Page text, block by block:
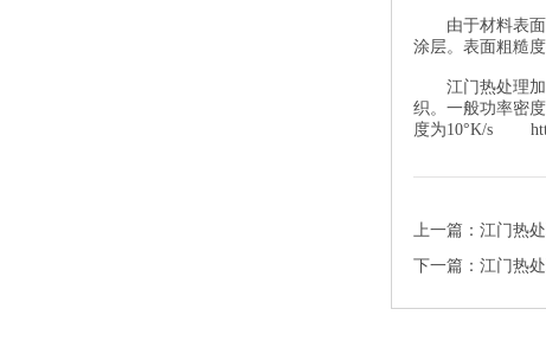
由于材料表
涂层。表面粗糙
江门热处理
织。一般功率密
度为10°K/s
上一篇： 江门热
下一篇： 江门热